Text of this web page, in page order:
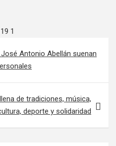
Antonio Abellán suenan
de tradiciones, música,
deporte y solidaridad